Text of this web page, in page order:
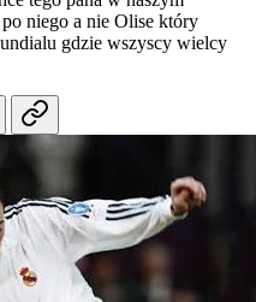
niego a nie Olise który
gdzie wszyscy wielcy